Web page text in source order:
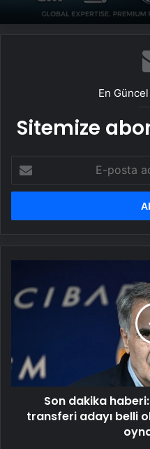
UETDS Nedir ?
Taşımacılık Yazılımı
En
Sitemize
posta
adresinizi
haberi:
Trabzonspor'da
adayı
belli
oldu!
Galatasaray'a
karşı
Son dakika
transferi adayı belli